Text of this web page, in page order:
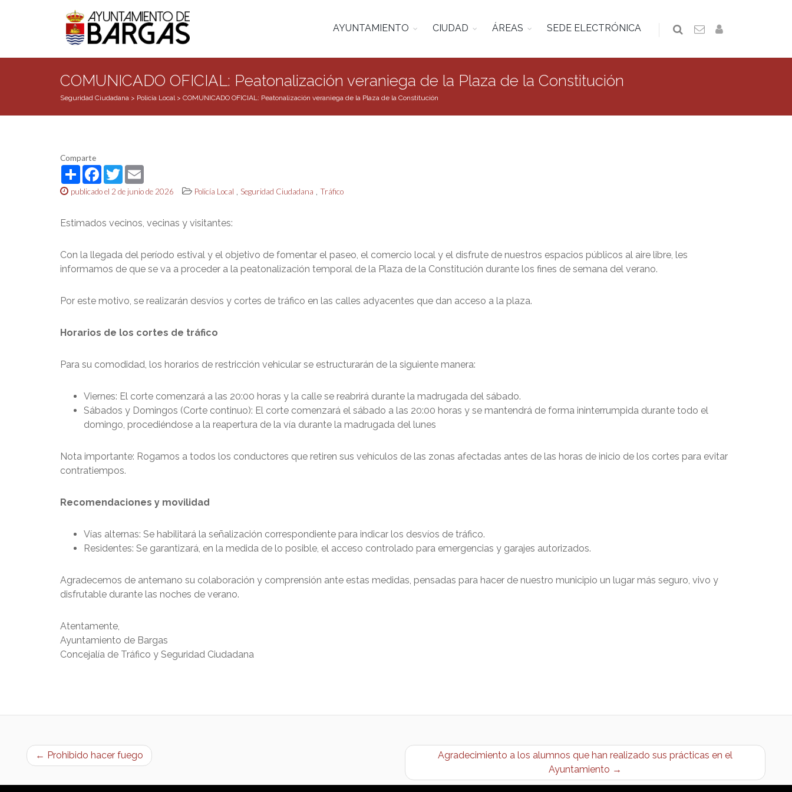
AYUNTAMIENTO CIUDAD ÁREAS SEDE ELECTRÓNICA
COMUNICADO OFICIAL: Peatonalización veraniega de la Plaza de la Constitución
Seguridad Ciudadana > Policía Local> COMUNICADO OFICIAL: Peatonalización veraniega de la Plaza de la Constitución
Comparte
ShareFacebook
Twitter
publicado el 2 de junio de 2026 Policía Local , Seguridad Ciudadana , Tráfico
Estimados vecinos, vecinas y visitantes:
Con la llegada del período estival y el objetivo de fomentar el paseo, el comercio local y el disfrute de nuestros espacios públicos al aire libre, les
informamos de que se va a proceder a la peatonalización temporal de la Plaza de la Constitución durante los fines de semana del verano.
Por este motivo, se realizarán desvíos y cortes de tráfico en las calles adyacentes que dan acceso a la plaza.
Horarios de los cortes de tráfico
Para su comodidad, los horarios de restricción vehicular se estructurarán de la siguiente manera:
Viernes: El corte comenzará a las 20:00 horas y la calle se reabrirá durante la madrugada del sábado.
Sábados y Domingos (Corte continuo): El corte comenzará el sábado a las 20:00 horas y se mantendrá de forma ininterrumpida durante todo el
domingo, procediéndose a la reapertura de la vía durante la madrugada del lunes
Nota importante: Rogamos a todos los conductores que retiren sus vehículos de las zonas afectadas antes de las horas de inicio de los cortes para evitar
contratiempos.
Recomendaciones y movilidad
Vías alternas: Se habilitará la señalización correspondiente para indicar los desvíos de tráfico.
Residentes: Se garantizará, en la medida de lo posible, el acceso controlado para emergencias y garajes autorizados.
Agradecemos de antemano su colaboración y comprensión ante estas medidas, pensadas para hacer de nuestro municipio un lugar más seguro, vivo y
disfrutable durante las noches de verano.
Atentamente,
Ayuntamiento de Bargas
Concejalía de Tráfico y Seguridad Ciudadana
← Prohibido hacer fuego
Agradecimiento a los alumnos que han realizado sus prácticas en el
Ayuntamiento →